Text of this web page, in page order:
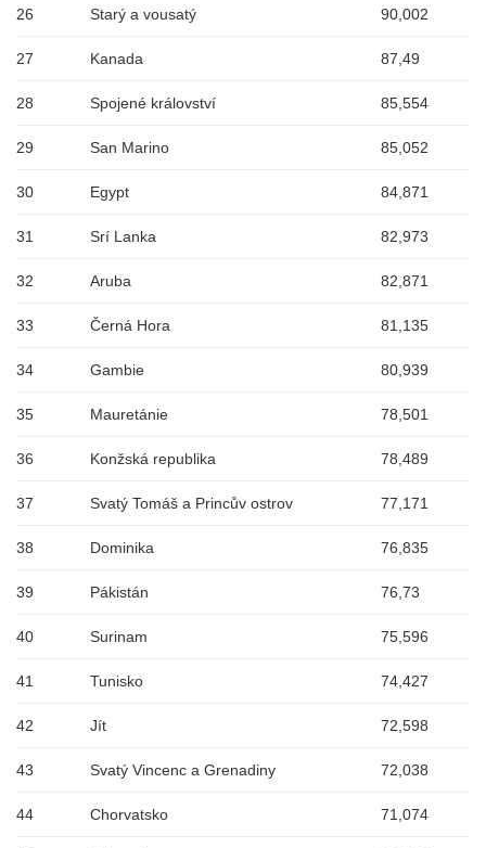
26 Starý a vousatý 90,002
27 Kanada 87,49
28 Spojené království 85,554
29 San Marino 85,052
30 Egypt 84,871
31 Srí Lanka 82,973
32 Aruba 82,871
33 Černá Hora 81,135
34 Gambie 80,939
35 Mauretánie 78,501
36 Konžská republika 78,489
37 Svatý Tomáš a Princův ostrov 77,171
38 Dominika 76,835
39 Pákistán 76,73
40 Surinam 75,596
41 Tunisko 74,427
42 Jít 72,598
43 Svatý Vincenc a Grenadiny 72,038
44 Chorvatsko 71,074